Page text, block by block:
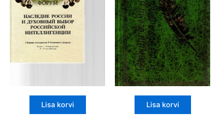
Lisa korvi Lisa korvi